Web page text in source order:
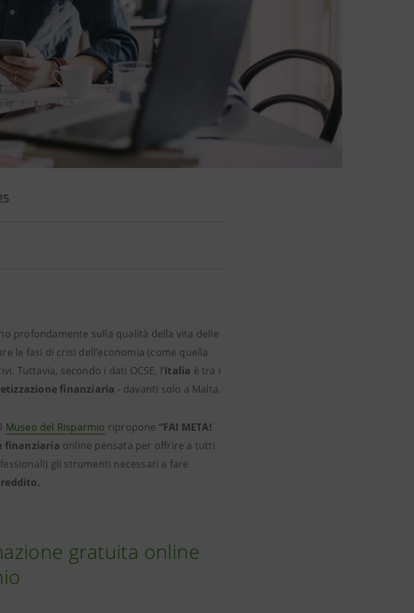
profondamente sulla qualità della vita delle
le fasi di crisi dell’economia (come quella
Tuttavia, secondo i dati OCSE, l’Italia è tra i
finanziaria - davanti solo a Malta.
Museo del Risparmio ripropone “FAI META!
finanziaria online pensata per offrire a tutti
gli strumenti necessari a fare
gratuita online